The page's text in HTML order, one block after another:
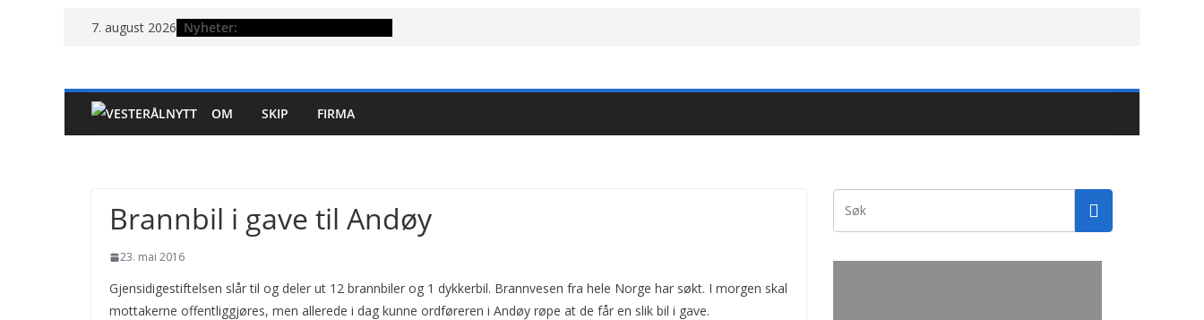
Hopp7. august 2026 Nyheter:
OM SKIP FIRMA
Brannbil i gave til Andøy
23. mai 2016
Gjensidigestiftelsen slår til og deler ut 12 brannbiler og 1 dykkerbil. Brannvesen fra hele Norge har søkt. I morgen skal
mottakerne offentliggjøres, men allerede i dag kunne ordføreren i Andøy røpe at de får en slik bil i gave.